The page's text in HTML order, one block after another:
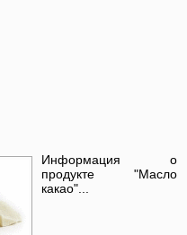
Информация о
продукте "Масло
какао"...